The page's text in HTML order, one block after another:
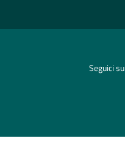
Seguici su